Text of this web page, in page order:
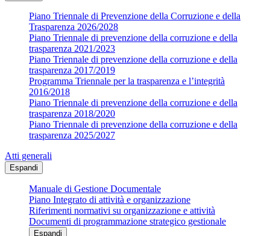
Piano Triennale di Prevenzione della Corruzione e della
Trasparenza 2026/2028
Piano Triennale di prevenzione della corruzione e della
trasparenza 2021/2023
Piano Triennale di prevenzione della corruzione e della
trasparenza 2017/2019
Programma Triennale per la trasparenza e l’integrità
2016/2018
Piano Triennale di prevenzione della corruzione e della
trasparenza 2018/2020
Piano Triennale di prevenzione della corruzione e della
trasparenza 2025/2027
Atti generali
Espandi
Manuale di Gestione Documentale
Piano Integrato di attività e organizzazione
Riferimenti normativi su organizzazione e attività
Documenti di programmazione strategico gestionale
Espandi